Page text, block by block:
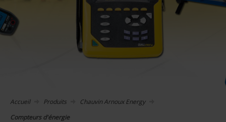
Accueil Produits
Chauvin Arnoux Energy
Compteurs d'énergie